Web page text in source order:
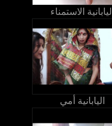
اليابانية الاستمناء
اليابانية أمي